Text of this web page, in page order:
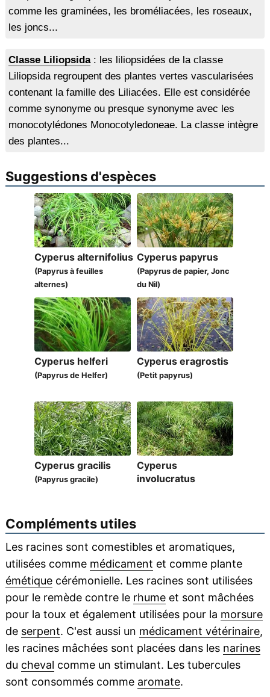
comme les graminées, les broméliacées, les roseaux,
les joncs...
Classe Liliopsida: les liliopsidées de la classe
Liliopsida regroupent des plantes vertes vascularisées
contenant la famille des Liliacées. Elle est considérée
comme synonyme ou presque synonyme avec les
monocotylédones Monocotyledoneae. La classe intègre
des plantes...
Suggestions d'espèces
Cyperus alternifolius
(Papyrus à feuilles
alternes)
Cyperus papyrus
(Papyrus de papier, Jonc
du Nil)
Cyperus helferi
(Papyrus de Helfer)
Cyperus eragrostis
(Petit papyrus)
Cyperus gracilis
(Papyrus gracile)
Cyperus
involucratus
Compléments utiles
Les racines sont comestibles et aromatiques,
utilisées comme médicament et comme plante
émétiquecérémonielle. Les racines sont utilisées
pour le remède contre le rhumeet sont mâchées
pour la toux et également utilisées pour la morsure
de serpent. C'est aussi un médicament vétérinaire,
les racines mâchées sont placées dans les narines
du cheval comme un stimulant. Les tubercules
sont consommés comme aromate.